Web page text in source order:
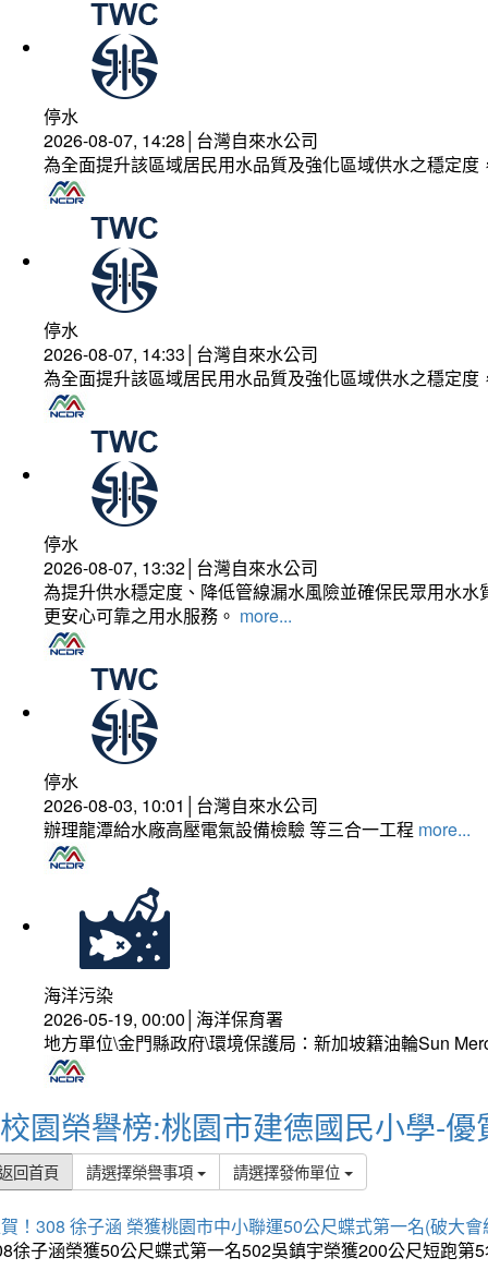
停水
2026-08-07, 14:28│台灣自來水公司
為全面提升該區域居民用水品質及強化區域供水之穩定
停水
2026-08-07, 14:33│台灣自來水公司
為全面提升該區域居民用水品質及強化區域供水之穩定
停水
2026-08-07, 13:32│台灣自來水公司
為提升供水穩定度、降低管線漏水風險並確保民眾用水
更安心可靠之用水服務。 more...
停水
2026-08-03, 10:01│台灣自來水公司
辦理龍潭給水廠高壓電氣設備檢驗 等三合一工程 more...
海洋污染
2026-05-19, 00:00│海洋保育署
地方單位\金門縣政府\環境保護局：新加坡籍油輪Sun
校園榮譽榜:桃園市建德國民小學-優
回首頁 請選擇榮譽事項 請選擇發佈單位
！308 徐子涵 榮獲桃園市中小聯運50公尺蝶式第一名(破大會
徐子涵榮獲50公尺蝶式第一名502吳鎮宇榮獲200公尺短跑